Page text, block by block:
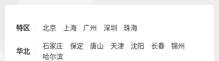
特区 北京 上海 广州 深圳 珠海
华北
石家庄 保定 唐山 天津 沈阳 长春
锦州
哈尔滨